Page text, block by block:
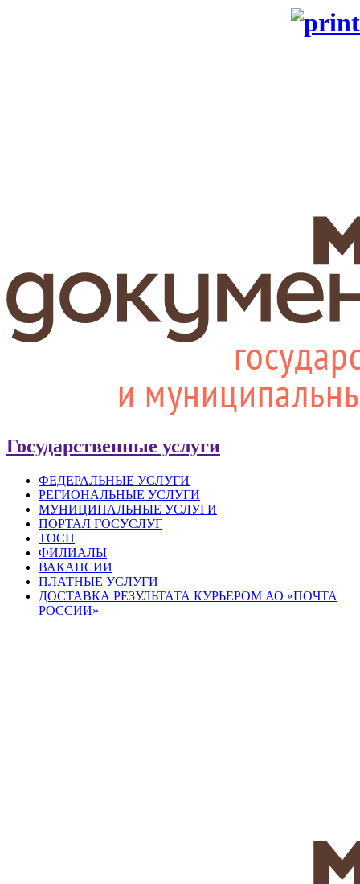
Государственные услуги
ФЕДЕРАЛЬНЫЕ УСЛУГИ
РЕГИОНАЛЬНЫЕ УСЛУГИ
МУНИЦИПАЛЬНЫЕ УСЛУГИ
ПОРТАЛ ГОСУСЛУГ
ТОСП
ФИЛИАЛЫ
ВАКАНСИИ
ПЛАТНЫЕ УСЛУГИ
ДОСТАВКА РЕЗУЛЬТАТА КУРЬЕРОМ АО «ПОЧТА
РОССИИ»